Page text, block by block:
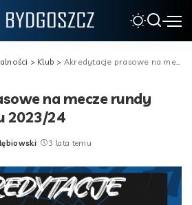
> Klub > Akredytacje prasowe na mecze rundy jesiennej sezonu 2023/24
na mecze rundy
2023/24
3 lata temu